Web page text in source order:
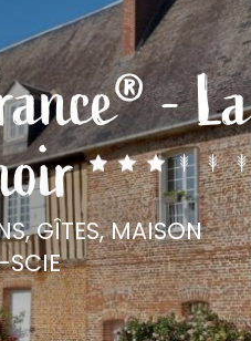
- La
GÎTES,MAISON
SCIE